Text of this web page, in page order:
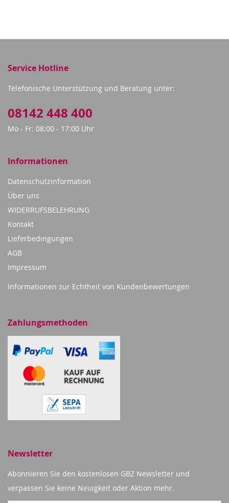
Service Hotline
Telefonische Unterstützung und Beratung unter:
08142 448 400
Mo - Fr: 08:00 - 17:00 Uhr
Informationen
Datenschutzinformation
Über uns
WIDERRUFSBELEHRUNG
Kontakt
Lieferbedingungen
AGB
Impressum
Informationen zur Echtheit von Kundenbewertungen
Zahlungsmethoden
Newsletter
Abonnieren Sie den kostenlosen GBZ Newsletter und
verpassen Sie keine Neuigkeit oder Aktion mehr.